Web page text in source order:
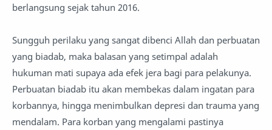
berlangsung sejak tahun 2016.
Sungguh perilaku yang sangat dibenci Allah dan perbuatan
yang biadab, maka balasan yang setimpal adalah
hukuman mati supaya ada efek jera bagi para pelakunya.
Perbuatan biadab itu akan membekas dalam ingatan para
korbannya, hingga menimbulkan depresi dan trauma yang
mendalam. Para korban yang mengalami pastinya